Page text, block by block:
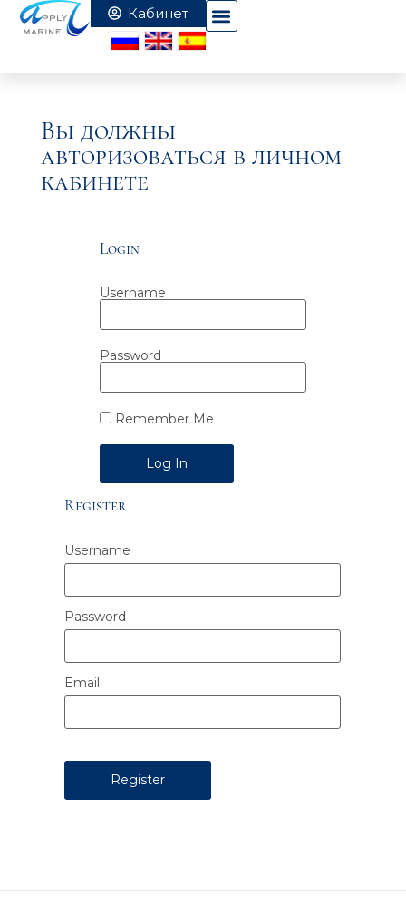
Вы должны
авторизоваться в личном
кабинете
Login
Username
Password
Remember Me
Alternative:
Register
Username
Password
Email